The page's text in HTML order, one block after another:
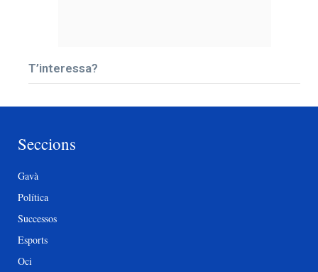
T’interessa?
Seccions
Gavà
Política
Successos
Esports
Oci